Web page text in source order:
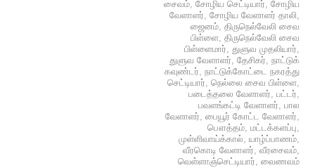
சைவம், சோழிய செட்டியார், சோழிய
வேளாளர், சோழிய வேளாளர் தாலி,
ஜைனம், திருநெல்வேலி சைவ
பிள்ளை, திருநெல்வேலி சைவ
பிள்ளைமார், துளுவ முதலியார்,
துளுவ வேளாளர், தேசிகர், நாட்டுக்
கவுண்டர், நாட்டுக்கோட்டை நகரத்து
செட்டியார், நெல்லை சைவ பிள்ளை,
படைத்தலை வேளாளர், பட்டர்,
பவளங்கட்டி வேளாளர், பால
வேளாளர், பையூர் கோட்ட வேளாளர்,
பௌத்தம், மட்டக்களப்பு,
முள்ளிவாய்க்கால், யாழ்ப்பாணம்,
வீரகொடி வேளாளர், வீரசைவம்,
வெள்ளாஞ்செட்டியார், வைணவம்